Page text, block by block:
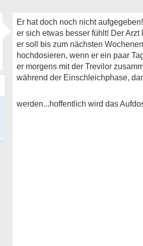
Er hat doch noch nicht
er sich etwas besser fühlt! Der
er soll bis zum nächsten
hochdosieren, wenn er ein paar
er morgens mit der Trevilor
während der Einschleichphase,
werden...hoffentlich wird das